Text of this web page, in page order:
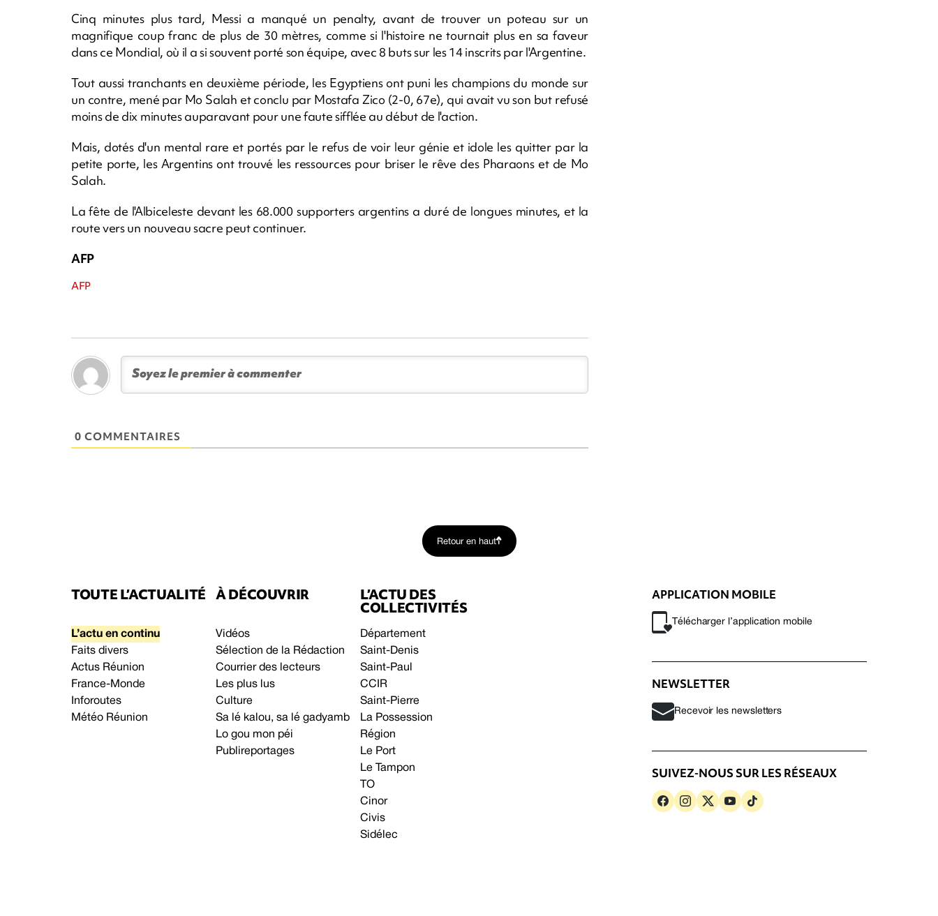
Cinq minutes plus tard, Messi a manqué un penalty, avant de trouver un poteau sur un
magnifique coup franc de plus de 30 mètres, comme si l'histoire ne tournait plus en sa faveur
dans ce Mondial, où il a si souvent porté son équipe, avec 8 buts sur les 14 inscrits par l'Argentine.
Tout aussi tranchants en deuxième période, les Egyptiens ont puni les champions du monde sur
un contre, mené par Mo Salah et conclu par Mostafa Zico (2-0, 67e), qui avait vu son but refusé
moins de dix minutes auparavant pour une faute sifflée au début de l'action.
Mais, dotés d'un mental rare et portés par le refus de voir leur génie et idole les quitter par la
petite porte, les Argentins ont trouvé les ressources pour briser le rêve des Pharaons et de Mo
Salah.
La fête de l'Albiceleste devant les 68.000 supporters argentins a duré de longues minutes, et la
route vers un nouveau sacre peut continuer.
AFP
AFP
0 COMMENTAIRES
Retour en haut
TOUTE L’ACTUALITÉ
L’actu en continu
Faits divers
Actus Réunion
France-Monde
Inforoutes
Météo Réunion
À DÉCOUVRIR
Vidéos
Sélection de la Rédaction
Courrier des lecteurs
Les plus lus
Culture
Sa lé kalou, sa lé gadyamb
Lo gou mon péi
Publireportages
L’ACTU DES
COLLECTIVITÉS
Département
Saint-Denis
Saint-Paul
CCIR
Saint-Pierre
La Possession
Région
Le Port
Le Tampon
TO
Cinor
Civis
Sidélec
APPLICATION MOBILE
Télécharger l’application mobile
NEWSLETTER
Recevoir les newsletters
SUIVEZ-NOUS SUR LES RÉSEAUX